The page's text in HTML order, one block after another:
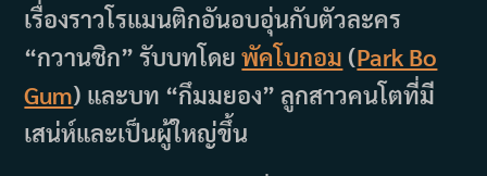
เรื่องราวโรแมนติกอันอบอุ่นกับตัวละคร
“กวานชิก” รับบทโดยพัคโบกอม (Park Bo
Gum) และบท “กึมมยอง” ลูกสาวคนโตที่มี
เสน่ห์และเป็นผู้ใหญ่ขึ้น